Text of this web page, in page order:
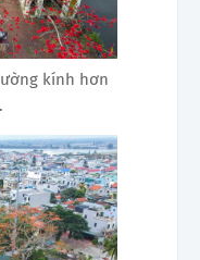
kính hơn